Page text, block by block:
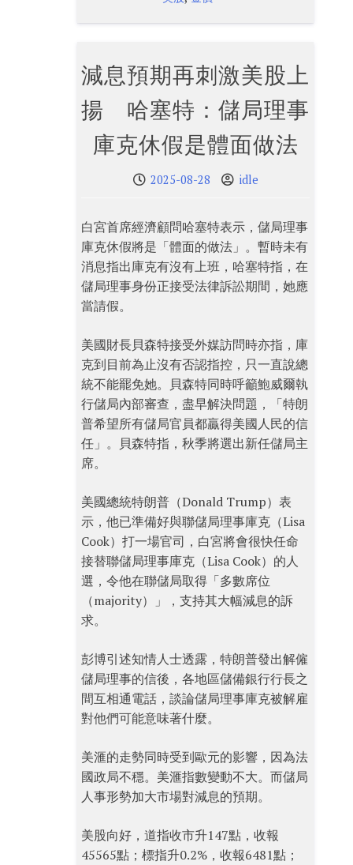
減息預期再刺激美股上
揚 哈塞特：儲局理事
庫克休假是體面做法
2025-08-28 idle
白宮首席經濟顧問哈塞特表示，儲局理事
庫克休假將是「體面的做法」。暫時未有
消息指出庫克有沒有上班，哈塞特指，在
儲局理事身份正接受法律訴訟期間，她應
當請假。
美國財長貝森特接受外媒訪問時亦指，庫
克到目前為止沒有否認指控，只一直說總
統不能罷免她。貝森特同時呼籲鮑威爾執
行儲局內部審查，盡早解決問題，「特朗
普希望所有儲局官員都贏得美國人民的信
任」。貝森特指，秋季將選出新任儲局主
席。
美國總統特朗普（Donald Trump）表
示，他已準備好與聯儲局理事庫克（Lisa
Cook）打一場官司，白宮將會很快任命
接替聯儲局理事庫克（Lisa Cook）的人
選，令他在聯儲局取得「多數席位
（majority）」，支持其大幅減息的訴
求。
彭博引述知情人士透露，特朗普發出解僱
儲局理事的信後，各地區儲備銀行行長之
間互相通電話，談論儲局理事庫克被解雇
對他們可能意味著什麼。
美滙的走勢同時受到歐元的影響，因為法
國政局不穩。美滙指數變動不大。而儲局
人事形勢加大市場對減息的預期。
美股向好，道指收市升147點，收報
45565點；標指升0.2%，收報6481點；